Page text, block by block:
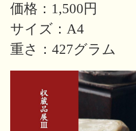
価格：1,500円
サイズ：A4
重さ：427グラム